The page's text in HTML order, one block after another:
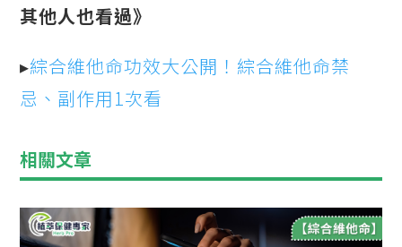
其他人也看過》
▸綜合維他命功效大公開！綜合維他命禁
忌、副作用1次看
相關文章